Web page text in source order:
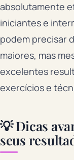
absolutamente
iniciantes e
podem precisar
maiores, mas
excelentes
exercícios e
💡 Dicas
seus